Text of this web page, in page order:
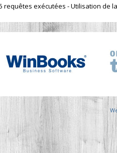
exécutées - Utilisation de la